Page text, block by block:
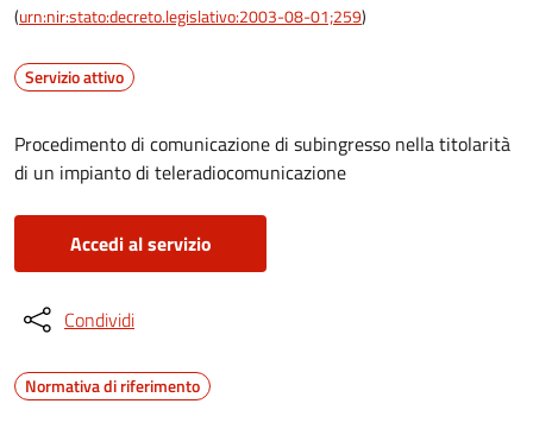
(urn:nir:stato:decreto.legislativo:2003-08-01;259)
Servizio attivo
Procedimento di comunicazione di subingresso nella titolarità
di un impianto di teleradiocomunicazione
Accedi al servizio
Condividi
Normativa di riferimento